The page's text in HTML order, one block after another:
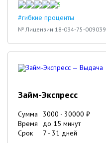
5
#гибкие проценты
№ Лицензии 18-034-75-009039
Займ-Экспресс
Сумма 3000 - 30000 ₽
Время
до 15 минут
Срок
7 - 31 дней